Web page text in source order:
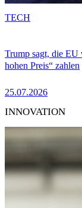
Trump sagt, die EU
hohen Preis“ zahlen
25.07.2026
TECH
INNOVATION